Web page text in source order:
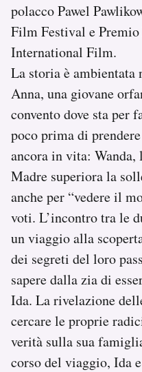
CALENDARIO
AREA PERSONALE
Area Personale
Notifiche mobile
Regala il Post
Hai bisogno di aiuto?
Esci
polacco Pawel
Film Festival e
International Film.
La storia è ambientata
Anna, una giovane
convento dove sta per
poco prima di
ancora in vita:
Madre superiora la
anche per “vedere il
voti. L’incontro tra le
un viaggio alla
dei segreti del loro
sapere dalla zia di
Ida. La rivelazione
cercare le proprie
verità sulla sua
corso del viaggio, Ida